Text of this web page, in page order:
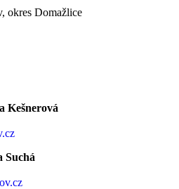
okres Domažlice
Kešnerová
Suchá